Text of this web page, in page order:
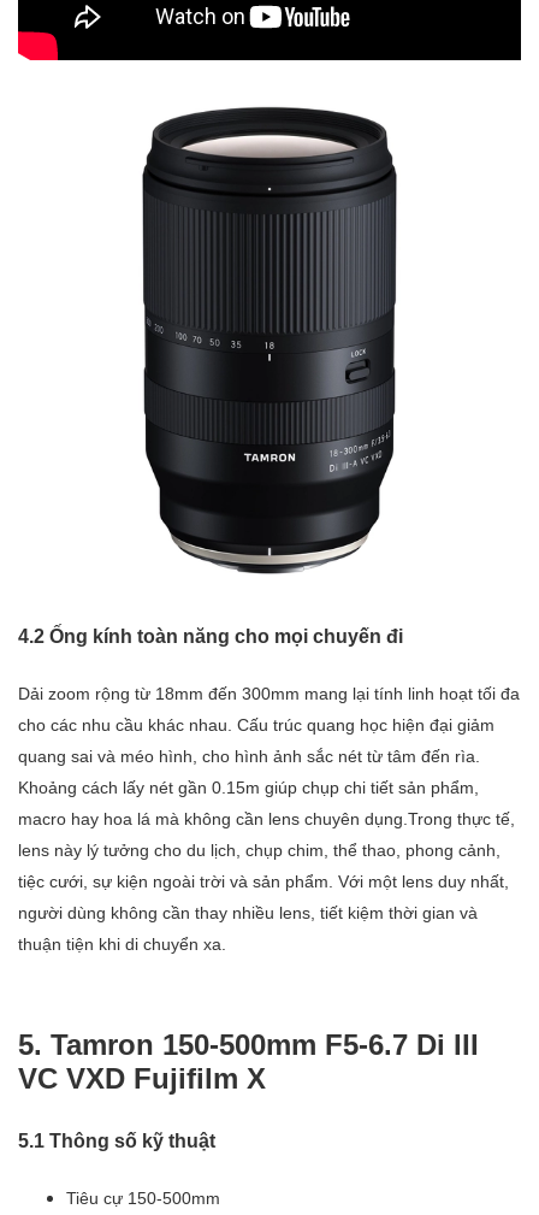
4.2 Ống kính toàn năng cho mọi chuyến đi
Dải zoom rộng từ 18mm đến 300mm mang lại tính linh hoạt tối đa
cho các nhu cầu khác nhau. Cấu trúc quang học hiện đại giảm
quang sai và méo hình, cho hình ảnh sắc nét từ tâm đến rìa.
Khoảng cách lấy nét gần 0.15m giúp chụp chi tiết sản phẩm,
macro hay hoa lá mà không cần lens chuyên dụng.Trong thực tế,
lens này lý tưởng cho du lịch, chụp chim, thể thao, phong cảnh,
tiệc cưới, sự kiện ngoài trời và sản phẩm. Với một lens duy nhất,
người dùng không cần thay nhiều lens, tiết kiệm thời gian và
thuận tiện khi di chuyển xa.
5. Tamron 150-500mm F5-6.7 Di III
VC VXD Fujifilm X
5.1 Thông số kỹ thuật
Tiêu cự 150-500mm